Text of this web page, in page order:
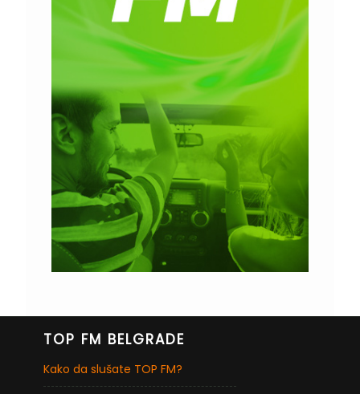
TOP FM BELGRADE
Kako da slušate TOP FM?